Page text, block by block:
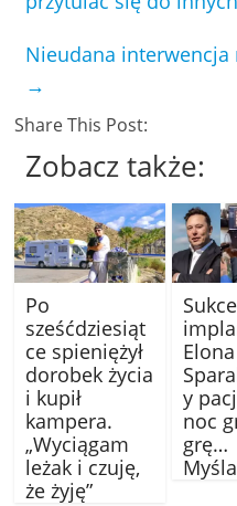
Nieudana
→
Share This Post:
Zobacz także:
Po
sześćdziesiąt
ce spieniężył
dorobek życia
i kupił
kampera.
„Wyciągam
leżak i czuję,
że żyję”
y
noc
grę…